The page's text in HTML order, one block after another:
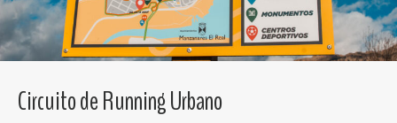
Circuito de Running Urbano